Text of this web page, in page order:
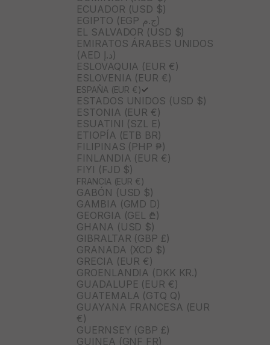
ECUADOR (USD $)
EGIPTO (EGP ج.م)
EL SALVADOR (USD $)
EMIRATOS ÁRABES UNIDOS
(AED د.إ)
ESLOVAQUIA (EUR €)
ESLOVENIA (EUR €)
ESPAÑA (EUR €)
ESTADOS UNIDOS (USD $)
ESTONIA (EUR €)
ESUATINI (SZL E)
ETIOPÍA (ETB BR)
FILIPINAS (PHP ₱)
FINLANDIA (EUR €)
FIYI (FJD $)
FRANCIA (EUR €)
GABÓN (USD $)
GAMBIA (GMD D)
GEORGIA (GEL ₾)
GHANA (USD $)
GIBRALTAR (GBP £)
GRANADA (XCD $)
GRECIA (EUR €)
GROENLANDIA (DKK KR.)
GUADALUPE (EUR €)
GUATEMALA (GTQ Q)
GUAYANA FRANCESA (EUR
€)
GUERNSEY (GBP £)
GUINEA (GNF FR)